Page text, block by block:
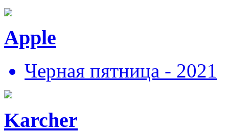
Apple
Черная пятница - 2021
Karcher